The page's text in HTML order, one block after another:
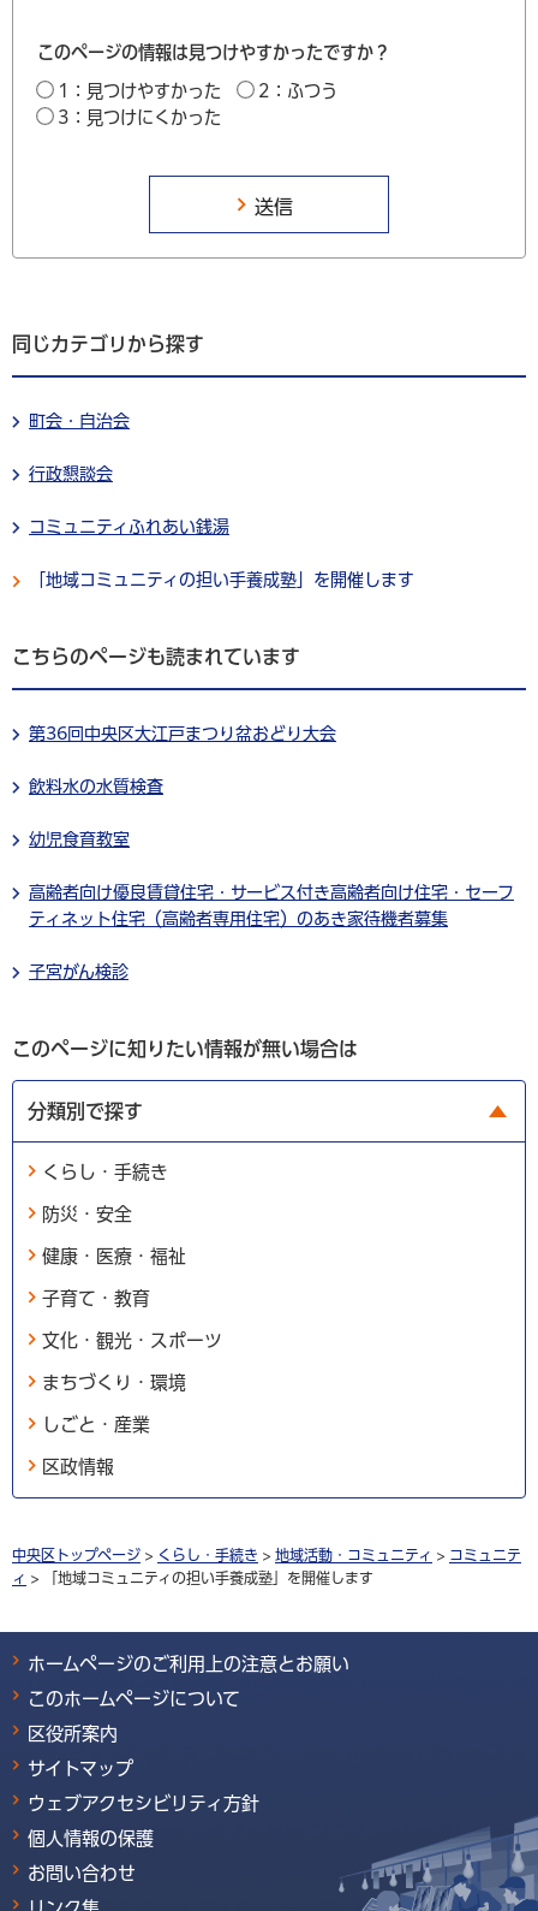
このページの情報は見つけやすかったですか？
1：見つけやすかった
2：ふつう
3：見つけにくかった
同じカテゴリから探す
町会・自治会
行政懇談会
コミュニティふれあい銭湯
「地域コミュニティの担い手養成塾」を開催します
こちらのページも読まれています
第36回中央区大江戸まつり盆おどり大会
飲料水の水質検査
幼児食育教室
高齢者向け優良賃貸住宅・サービス付き高齢者向け住宅・セーフ
ティネット住宅（高齢者専用住宅）のあき家待機者募集
子宮がん検診
このページに知りたい情報が無い場合は
分類別で探す
くらし・手続き
防災・安全
健康・医療・福祉
子育て・教育
文化・観光・スポーツ
まちづくり・環境
しごと・産業
区政情報
中央区トップページ > くらし・手続き > 地域活動・コミュニティ > コミュニテ
ィ > 「地域コミュニティの担い手養成塾」を開催します
ホームページのご利用上の注意とお願い
このホームページについて
区役所案内
サイトマップ
ウェブアクセシビリティ方針
個人情報の保護
お問い合わせ